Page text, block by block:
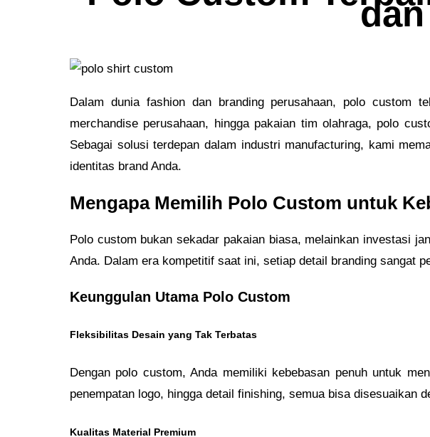
Dalam dunia fashion dan branding perusahaan, polo custom
merchandise perusahaan, hingga pakaian tim olahraga, polo
Sebagai solusi terdepan dalam industri manufacturing, kami
identitas brand Anda.
Mengapa Memilih Polo Custom untuk
Polo custom bukan sekadar pakaian biasa, melainkan investasi
Anda. Dalam era kompetitif saat ini, setiap detail branding sangat
Keunggulan Utama Polo Custom
Fleksibilitas Desain yang Tak Terbatas
Dengan polo custom, Anda memiliki kebebasan penuh untuk
penempatan logo, hingga detail finishing, semua bisa disesuaikan
Kualitas Material Premium